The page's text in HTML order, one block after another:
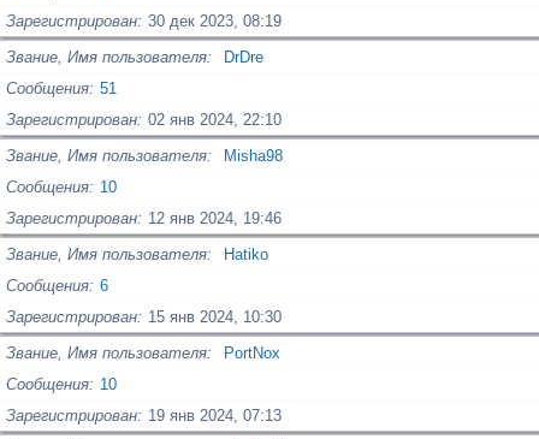
Зарегистрирован 30 дек 2023, 08:19
Звание, Имя пользователя
DrDre
Сообщения 51
Зарегистрирован 02 янв 2024, 22:10
Звание, Имя пользователя
Misha98
Сообщения
10
Зарегистрирован
12 янв 2024, 19:46
Звание, Имя пользователя
Hatiko
Сообщения 6
Зарегистрирован
15 янв 2024, 10:30
Звание, Имя пользователя
PortNox
Сообщения
10
Зарегистрирован
19 янв 2024, 07:13